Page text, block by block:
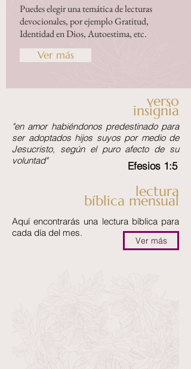
Puedes elegir una temática de lecturas
devocionales, por ejemplo Gratitud,
Identidad en Dios, Autoestima, etc.
Ver más
verso
insignia
"en amor habiéndonos predestinado para
ser adoptados hijos suyos por medio de
Jesucristo, según el puro afecto de su
voluntad"
Efesios 1:5
lectura
bíblica mensual
Ver más
Aquí encontrarás una lectura bíblica para
cada día del mes.